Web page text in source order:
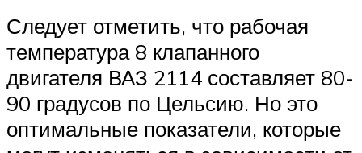
Следует отметить, что рабочая
температура 8 клапанного
двигателя ВАЗ 2114 составляет 80-
90 градусов по Цельсию. Но это
оптимальные показатели, которые